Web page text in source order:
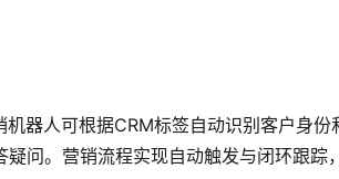
器人可根据CRM标签自动识别客户身份
问。营销流程实现自动触发与闭环跟踪